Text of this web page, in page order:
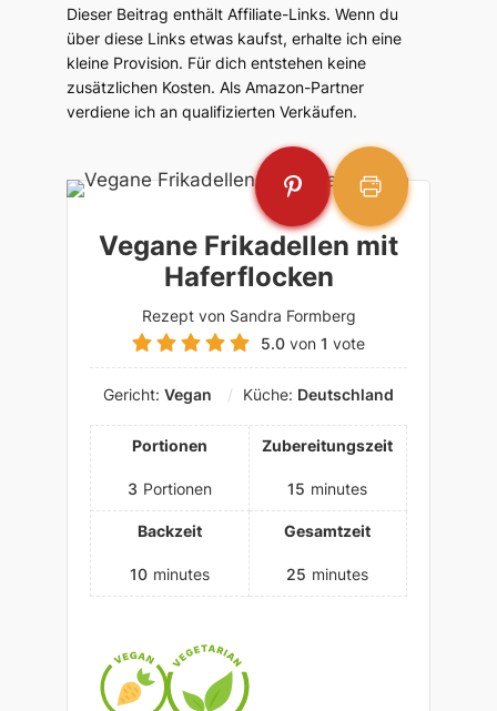
Dieser Beitrag enthält Affiliate-Links. Wenn du
über diese Links etwas kaufst, erhalte ich eine
kleine Provision. Für dich entstehen keine
zusätzlichen Kosten. Als Amazon-Partner
verdiene ich an qualifizierten Verkäufen.
Vegane Frikadellen mit
Haferflocken
Rezept von Sandra Formberg
5.0 von 1 vote
Gericht: Vegan Küche: Deutschland
Portionen
3 Portionen
Zubereitungszeit
15 minutes
Backzeit
10 minutes
Gesamtzeit
25 minutes